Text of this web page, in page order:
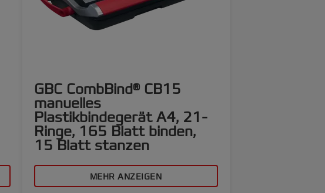
GBC CombBind® CB15
manuelles
Plastikbindegerät A4, 21-
Ringe, 165 Blatt binden,
15 Blatt stanzen
MEHR ANZEIGEN